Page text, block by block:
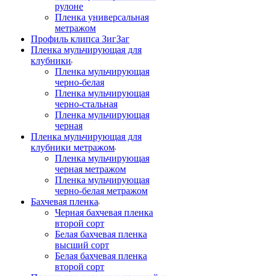
рулоне
Пленка универсальная
метражом
Профиль клипса ЗигЗаг
Пленка мульчирующая для
клубники
Пленка мульчирующая
черно-белая
Пленка мульчирующая
черно-стальная
Пленка мульчирующая
черная
Пленка мульчирующая для
клубники метражом
Пленка мульчирующая
черная метражом
Пленка мульчирующая
черно-белая метражом
Бахчевая пленка
Черная бахчевая пленка
второй сорт
Белая бахчевая пленка
высший сорт
Белая бахчевая пленка
второй сорт